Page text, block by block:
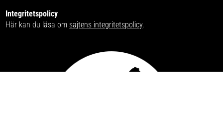
Integritetspolicy
Här kan du läsa om sajtens integritetspolicy.